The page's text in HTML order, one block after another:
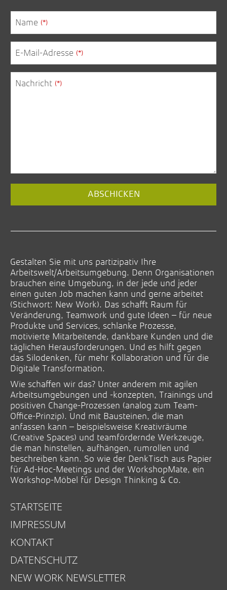
Name (*)
E-Mail-Adresse (*)
Nachricht (*)
ABSCHICKEN
Gestalten Sie mit uns partizipativ Ihre
Arbeitswelt/Arbeitsumgebung. Denn Organisationen
brauchen eine Umgebung, in der jede und jeder
einen guten Job machen kann und gerne arbeitet
(Stichwort: New Work). Das schafft Raum für
Veränderung, Teamwork und gute Ideen – für neue
Produkte und Services, schlanke Prozesse,
motivierte Mitarbeitende, dankbare Kunden und die
täglichen Herausforderungen. Und es hilft gegen
das Silodenken, für mehr Kollaboration und für die
Digitale Transformation.
Wie schaffen wir das? Unter anderem mit agilen
Arbeitsumgebungen und -konzepten, Trainings und
positiven Change-Prozessen (analog zum Team-
Office-Prinzip). Und mit Bausteinen, die man
anfassen kann – beispielsweise Kreativräume
(Creative Spaces) und teamfördernde Werkzeuge,
die man hinstellen, aufhängen, rumrollen und
beschreiben kann. So wie der DenkTisch aus Papier
für Ad-Hoc-Meetings und der WorkshopMate, ein
Workshop-Möbel für Design Thinking & Co.
STARTSEITE
IMPRESSUM
KONTAKT
DATENSCHUTZ
NEW WORK NEWSLETTER